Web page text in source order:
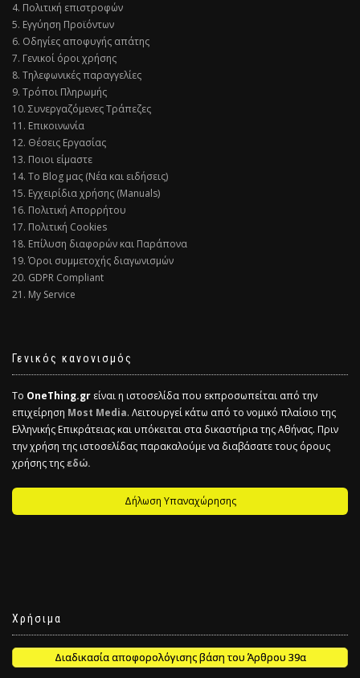
4. Πολιτική επιστροφών
5. Εγγύηση Προϊόντων
6. Οδηγίες αποφυγής απάτης
7. Γενικοί όροι χρήσης
8. Τηλεφωνικές παραγγελίες
9. Τρόποι Πληρωμής
10. Συνεργαζόμενες Τράπεζες
11. Επικοινωνία
12. Θέσεις Εργασίας
13. Ποιοι είμαστε
14. Το Blog μας (Νέα και ειδήσεις)
15. Εγχειρίδια χρήσης (Manuals)
16. Πολιτική Απορρήτου
17. Πολιτική Cookies
18. Επίλυση διαφορών και Παράπονα
19. Όροι συμμετοχής διαγωνισμών
20. GDPR Compliant
21. My Service
Γενικός κανονισμός
Το OneThing.gr είναι η ιστοσελίδα που εκπροσωπείται από την
επιχείρηση Most Media. Λειτουργεί κάτω από το νομικό πλαίσιο της
Ελληνικής Επικράτειας και υπόκειται στα δικαστήρια της Αθήνας. Πριν
την χρήση της ιστοσελίδας παρακαλούμε να διαβάσατε τους όρους
χρήσης τηςεδώ.
Δήλωση Υπαναχώρησης
Χρήσιμα
Διαδικασία αποφορολόγισης βάση του Άρθρου 39α